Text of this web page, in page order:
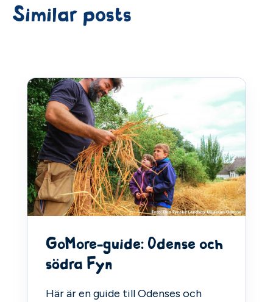
Similar posts
GoMore-guide: Odense och
södra Fyn
Här är en guide till Odenses och